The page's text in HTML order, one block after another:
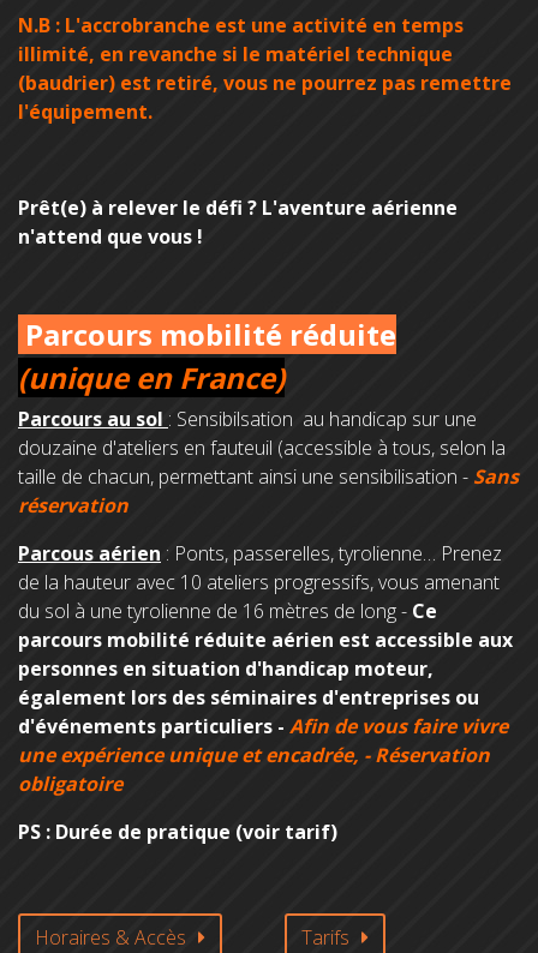
N.B : L'accrobranche est une activité en temps
illimité, en revanche si le matériel technique
(baudrier) est retiré, vous ne pourrez pas remettre
l'équipement.
Prêt(e) à relever le défi ? L'aventure aérienne
n'attend que vous !
Parcours mobilité réduite
(unique en France)
Parcours au sol : Sensibilsation au handicap sur une
douzaine d'ateliers en fauteuil (accessible à tous, selon la
taille de chacun, permettant ainsi une sensibilisation - Sans
réservation
Parcous aérien : Ponts, passerelles, tyrolienne… Prenez
de la hauteur avec 10 ateliers progressifs, vous amenant
du sol à une tyrolienne de 16 mètres de long - Ce
parcours mobilité réduite aérien est accessible aux
personnes en situation d'handicap moteur,
également lors des séminaires d'entreprises ou
d'événements particuliers - Afin de vous faire vivre
une expérience unique et encadrée, - Réservation
obligatoire
PS : Durée de pratique (voir tarif)
Horaires & Accès Tarifs